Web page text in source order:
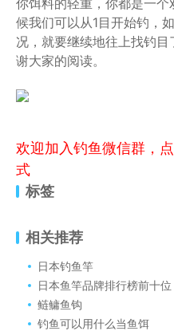
你饵料的轻重，你都是一
候我们可以从1目开始钓，
况，就要继续地往上找钓
谢大家的阅读。
欢迎加入钓鱼微信群，
式
标签
相关推荐
日本钓鱼竿
日本鱼竿品牌排行榜前十位
鲢鳙鱼钩
钓鱼可以用什么当鱼饵